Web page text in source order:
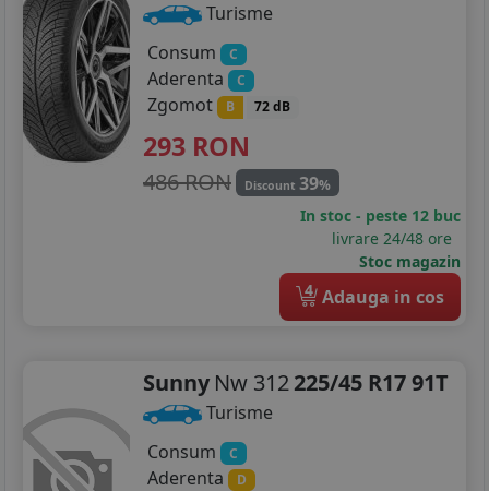
Turisme
Consum
C
Aderenta C
Zgomot B 72 dB
293 RON
486 RON Discount 39%
In stoc - peste 12 buc
livrare 24/48 ore
Stoc magazin
4 Adauga in cos
Sunny Nw 312225/45 R17 91T
Turisme
Consum
C
Aderenta D